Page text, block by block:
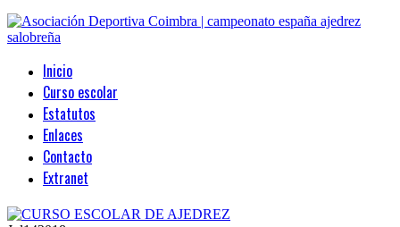
Inicio
Curso escolar
Estatutos
Enlaces
Contacto
Extranet